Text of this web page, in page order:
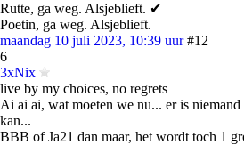
Rutte, ga weg. Alsjeblieft. ✔
Poetin, ga weg. Alsjeblieft.
maandag 10 juli 2023, 10:39 uur #12
6
3xNix
live by my choices, no regrets
Ai ai ai, wat moeten we nu... er is
kan...
BBB of Ja21 dan maar, het wordt toch 1